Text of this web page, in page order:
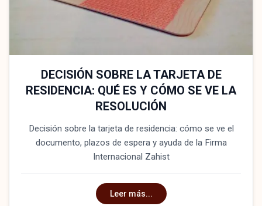
DECISIÓN SOBRE LA TARJETA DE
RESIDENCIA: QUÉ ES Y CÓMO SE VE LA
RESOLUCIÓN
Decisión sobre la tarjeta de residencia: cómo se ve el
documento, plazos de espera y ayuda de la Firma
Internacional Zahist
Leer más...